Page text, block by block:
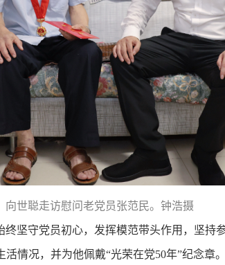
向世聪走访慰问老党员张范民。钟浩摄
守党员初心，发挥模范带头作用，坚持
情况，并为他佩戴“光荣在党50年”纪念章